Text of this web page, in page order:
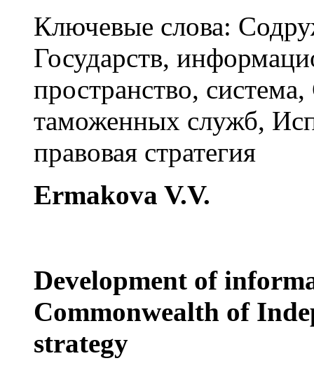
Ключевые слова:
Государств,
пространство,
таможенных служб,
правовая стратегия
Ermakova V.V.
Development of
Commonwealth of
strategy